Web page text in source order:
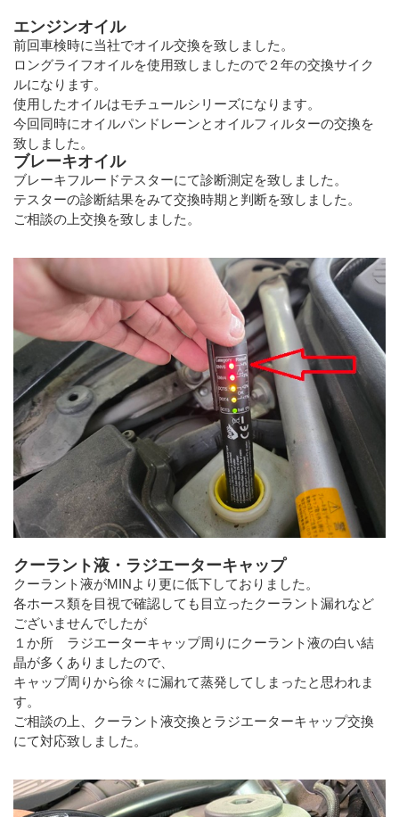
エンジンオイル
前回車検時に当社でオイル交換を致しました。
ロングライフオイルを使用致しましたので２年の交換サイク
ルになります。
使用したオイルはモチュールシリーズになります。
今回同時にオイルパンドレーンとオイルフィルターの交換を
致しました。
ブレーキオイル
ブレーキフルードテスターにて診断測定を致しました。
テスターの診断結果をみて交換時期と判断を致しました。
ご相談の上交換を致しました。
クーラント液・ラジエーターキャップ
クーラント液がMINより更に低下しておりました。
各ホース類を目視で確認しても目立ったクーラント漏れなど
ございませんでしたが
１か所 ラジエーターキャップ周りにクーラント液の白い結
晶が多くありましたので、
キャップ周りから徐々に漏れて蒸発してしまったと思われま
す。
ご相談の上、クーラント液交換とラジエーターキャップ交換
にて対応致しました。